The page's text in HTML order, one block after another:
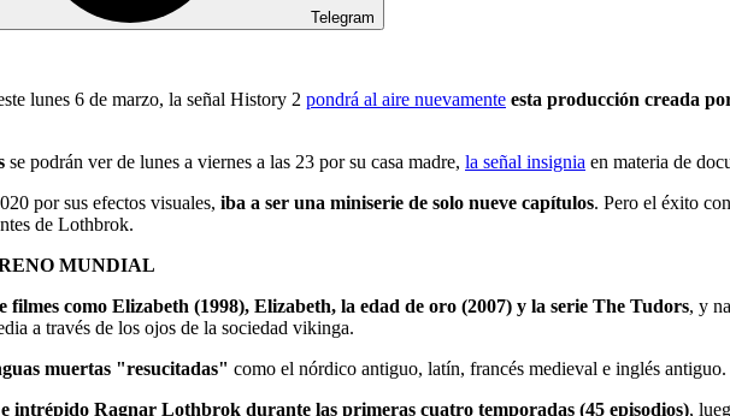
Telegram
lunes 6 de marzo, la señal History 2 pondrá al aire nuevamente esta producción creada
se podrán ver de lunes a viernes a las 23 por su casa madre, la señal insignia en materia de
por sus efectos visuales, iba a ser una miniserie de solo nueve capítulos. Pero el éxito
de Lothbrok.
MUNDIAL
filmes como Elizabeth (1998), Elizabeth, la edad de oro (2007) y la serie The Tudors, y
a través de los ojos de la sociedad vikinga.
muertas "resucitadas" como el nórdico antiguo, latín, francés medieval e inglés antiguo.
intrépido Ragnar Lothbrok durante las primeras cuatro temporadas (45 episodios),